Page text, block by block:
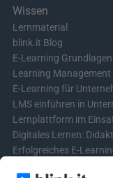
Wissen
Lernmaterial
blink.it Blog
E-Learning Grundlagen
Learning Management
E-Learning für
LMS einführen in
Lernplattform im
Digitales Lernen:
Erfolgreiches E-